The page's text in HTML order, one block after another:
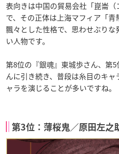
表向きは中国の貿易会社「崑崙
で、その正体は上海マフィア「青
飄々とした性格で、思わせぶり
い人物です。
第8位の『銀魂』東城歩さん、第
んに引き続き、普段は糸目のキ
ャラを演じることが多いですね。
第3位：薄桜鬼／原田左之